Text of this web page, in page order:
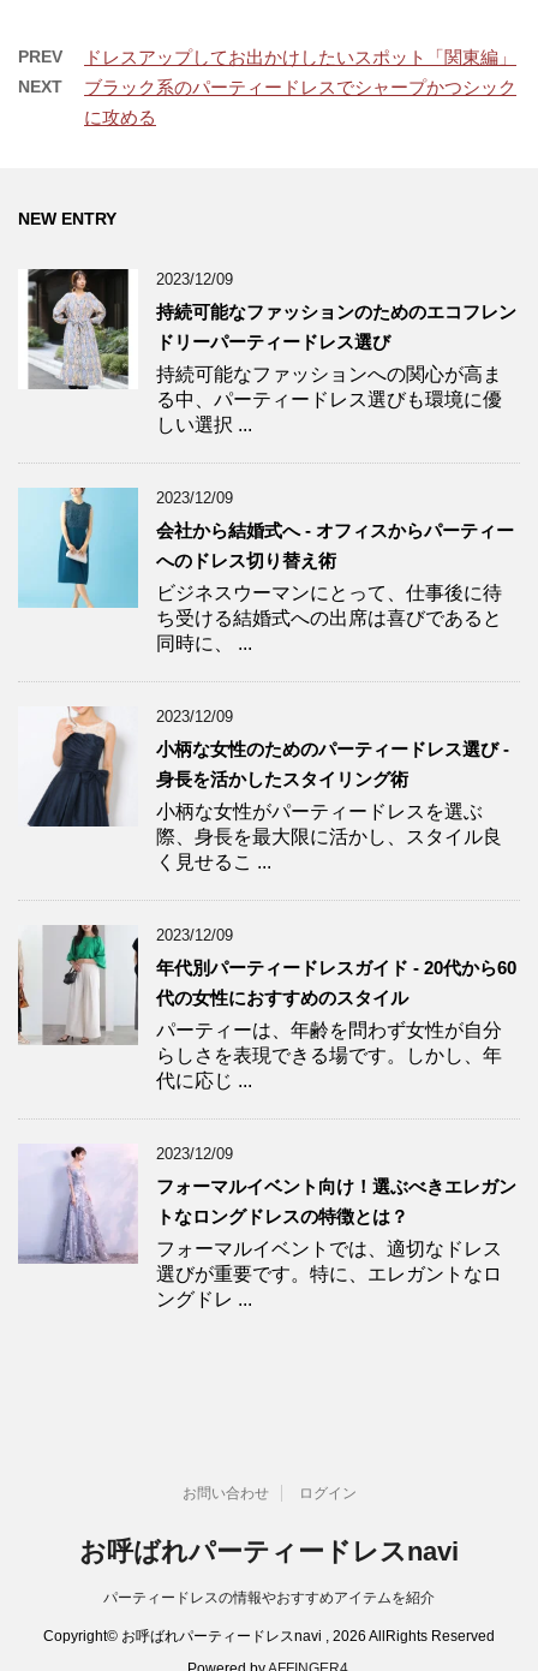
PREV ドレスアップしてお出かけしたいスポット「関東編」
NEXT
ブラック系のパーティードレスでシャープかつシック
に攻める
NEW ENTRY
2023/12/09
持続可能なファッションのためのエコフレン
ドリーパーティードレス選び
持続可能なファッションへの関心が高ま
る中、パーティードレス選びも環境に優
しい選択 ...
2023/12/09
会社から結婚式へ - オフィスからパーティー
へのドレス切り替え術
ビジネスウーマンにとって、仕事後に待
ち受ける結婚式への出席は喜びであると
同時に、 ...
2023/12/09
小柄な女性のためのパーティードレス選び -
身長を活かしたスタイリング術
小柄な女性がパーティードレスを選ぶ
際、身長を最大限に活かし、スタイル良
く見せるこ ...
2023/12/09
年代別パーティードレスガイド - 20代から60
代の女性におすすめのスタイル
パーティーは、年齢を問わず女性が自分
らしさを表現できる場です。しかし、年
代に応じ ...
2023/12/09
フォーマルイベント向け！選ぶべきエレガン
トなロングドレスの特徴とは？
フォーマルイベントでは、適切なドレス
選びが重要です。特に、エレガントなロ
ングドレ ...
お問い合わせ ログイン
お呼ばれパーティードレスnavi
パーティードレスの情報やおすすめアイテムを紹介
Copyright© お呼ばれパーティードレスnavi , 2026 AllRights Reserved